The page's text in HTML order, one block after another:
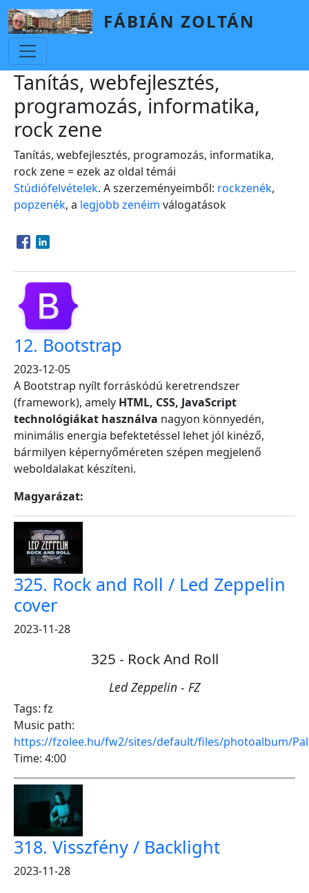
Skip to main content
FÁBIÁN ZOLTÁN
Tanítás, webfejlesztés,
programozás, informatika,
rock zene
Tanítás, webfejlesztés, programozás, informatika,
rock zene = ezek az oldal témái
Stúdiófelvételek. A szerzeményeimből: rockzenék,
popzenék, a legjobb zenéim válogatások
Opens in a new window
Opens in a new window
12. Bootstrap
2023-12-05
A Bootstrap nyílt forráskódú keretrendszer
(framework), amely HTML, CSS, JavaScript
technológiákat használva nagyon könnyedén,
minimális energia befektetéssel lehet jól kinéző,
bármilyen képernyőméreten szépen megjelenő
weboldalakat készíteni.
Magyarázat:
325. Rock and Roll / Led Zeppelin
cover
2023-11-28
325 - Rock And Roll
Led Zeppelin - FZ
Tags: fz
Music path:
https://fzolee.hu/fw2/sites/default/files/photoalbum/
Time: 4:00
318. Visszfény / Backlight
2023-11-28